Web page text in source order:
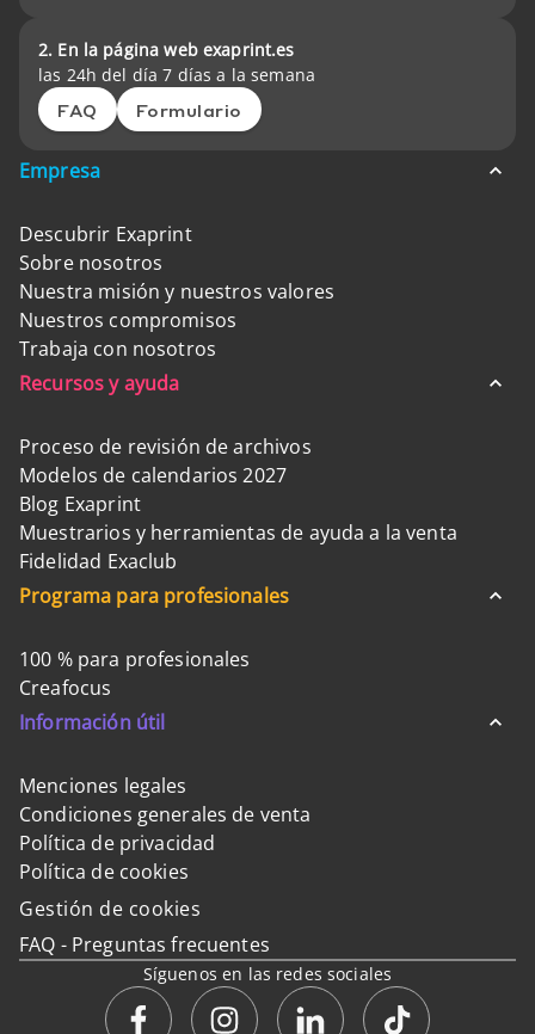
2. En la página web exaprint.es
las 24h del día 7 días a la semana
FAQ Formulario
Empresa
Descubrir Exaprint
Sobre nosotros
Nuestra misión y nuestros valores
Nuestros compromisos
Trabaja con nosotros
Recursos y ayuda
Proceso de revisión de archivos
Modelos de calendarios 2027
Blog Exaprint
Muestrarios y herramientas de ayuda a la venta
Fidelidad Exaclub
Programa para profesionales
100 % para profesionales
Creafocus
Información útil
Menciones legales
Condiciones generales de venta
Política de privacidad
Política de cookies
Gestión de cookies
FAQ - Preguntas frecuentes
Síguenos en las redes sociales